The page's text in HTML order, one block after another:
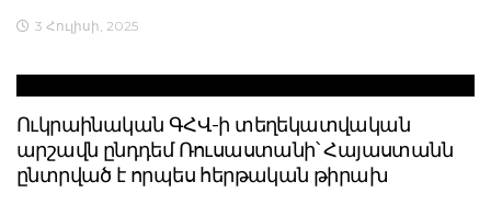
3 Հուլիսի, 2025
Ուկրաինական ԳՀՎ-ի տեղեկատվական
արշավն ընդդեմ Ռուսաստանի՝ Հայաստանն
ընտրված է որպես հերթական թիրախ